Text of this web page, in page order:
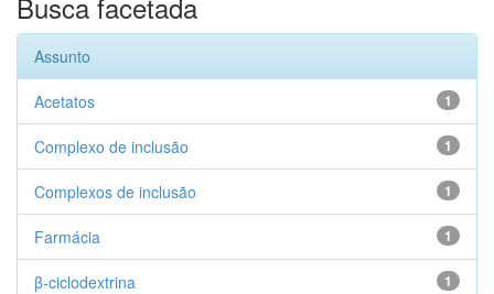
Assunto
1
Acetatos
1
Complexo de inclusão
1
Complexos de inclusão
1
Farmácia
1
β-ciclodextrina